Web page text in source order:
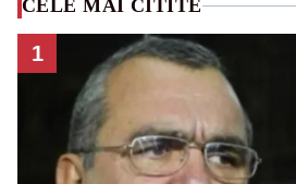
CELE MAI CITITE
1